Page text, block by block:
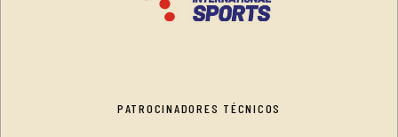
PATROCINADORES TÉCNICOS